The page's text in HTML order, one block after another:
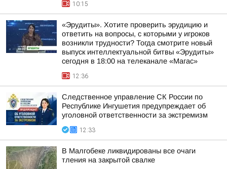
10:15
«Эрудиты». Хотите проверить эрудицию и
ответить на вопросы, с которыми у игроков
возникли трудности? Тогда смотрите новый
выпуск интеллектуальной битвы «Эрудиты»
сегодня в 18:00 на телеканале «Магас»
12:36
Следственное управление СК России по
Республике Ингушетия предупреждает об
уголовной ответственности за экстремизм
12:33
В Малгобеке ликвидированы все очаги
тления на закрытой свалке